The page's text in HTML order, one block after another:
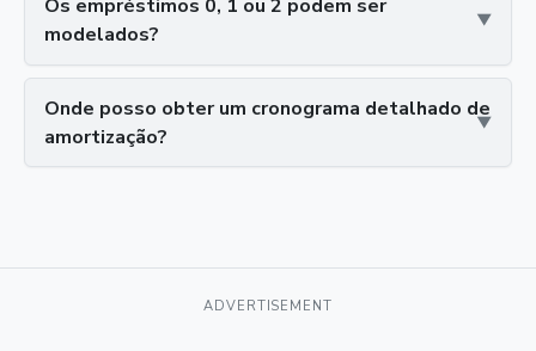
Os empréstimos 0, 1 ou 2 podem ser
modelados?
Onde posso obter um cronograma detalhado de
amortização?
ADVERTISEMENT